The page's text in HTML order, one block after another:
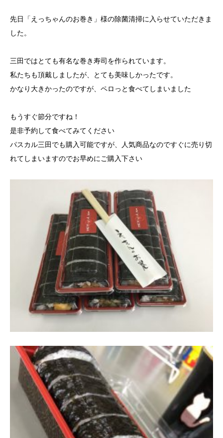
先日「えっちゃんのお巻き」様の除菌清掃に入らせていただきま
した。
三田ではとても有名な巻き寿司を作られています。
私たちも頂戴しましたが、とても美味しかったです。
かなり大きかったのですが、ペロっと食べてしまいました
もうすぐ節分ですね！
是非予約して食べてみてください
パスカル三田でも購入可能ですが、人気商品なのですぐに売り切
れてしまいますのでお早めにご購入下さい